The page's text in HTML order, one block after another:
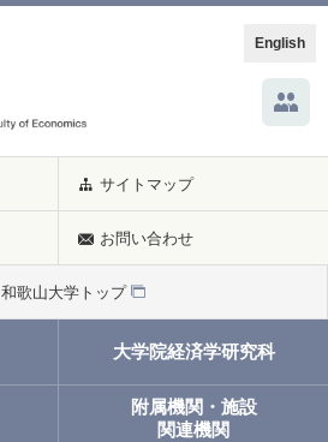
English
サイトマップ
お問い合わせ
和歌山大学トップ
大学院経済学研究科
附属機関・施設
関連機関